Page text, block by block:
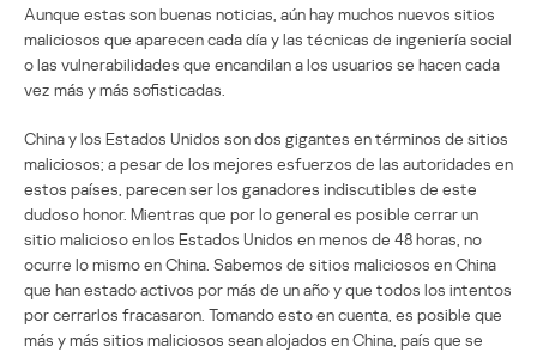
Aunque estas son buenas noticias, aún hay muchos nuevos sitios
maliciosos que aparecen cada día y las técnicas de ingeniería social
o las vulnerabilidades que encandilan a los usuarios se hacen cada
vez más y más sofisticadas.
China y los Estados Unidos son dos gigantes en términos de sitios
maliciosos; a pesar de los mejores esfuerzos de las autoridades en
estos países, parecen ser los ganadores indiscutibles de este
dudoso honor. Mientras que por lo general es posible cerrar un
sitio malicioso en los Estados Unidos en menos de 48 horas, no
ocurre lo mismo en China. Sabemos de sitios maliciosos en China
que han estado activos por más de un año y que todos los intentos
por cerrarlos fracasaron. Tomando esto en cuenta, es posible que
más y más sitios maliciosos sean alojados en China, país que se